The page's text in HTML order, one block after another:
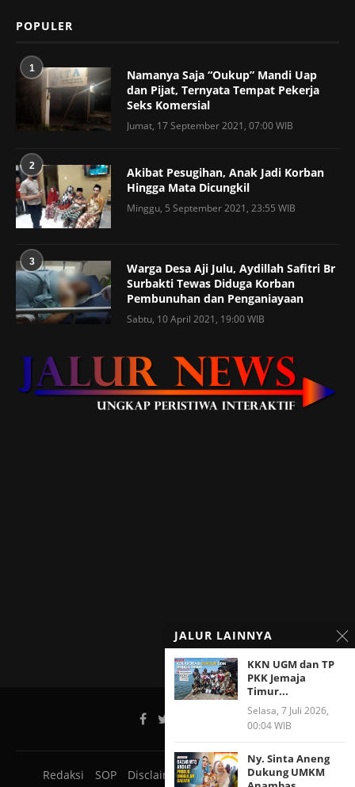
POPULER
1
Namanya Saja “Oukup” Mandi Uap
dan Pijat, Ternyata Tempat Pekerja
Seks Komersial
Jumat, 17 September 2021, 07:00 WIB
2
Akibat Pesugihan, Anak Jadi Korban
Hingga Mata Dicungkil
Minggu, 5 September 2021, 23:55 WIB
3
Warga Desa Aji Julu, Aydillah Safitri Br
Surbakti Tewas Diduga Korban
Pembunuhan dan Penganiayaan
Sabtu, 10 April 2021, 19:00 WIB
Redaksi SOP Disclaimer
Pedoman Media Siber
JALUR LAINNYA
KKN UGM dan TP
PKK Jemaja
Timur...
Selasa, 7 Juli 2026,
00:04 WIB
Ny. Sinta Aneng
Dukung UMKM